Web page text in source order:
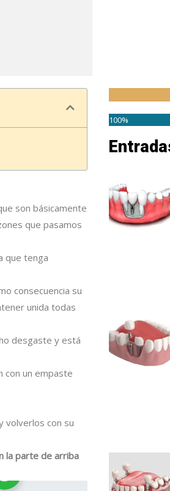
son básicamente
que pasamos
que tenga
consecuencia su
unida todas
desgaste y está
con un empaste
volverlos con su
la parte de arriba
100%